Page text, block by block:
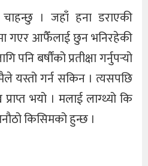
। जहाँ हना डराएकी
गएर आफैँलाई छुन भनिरहेकी
पनि बर्षौंको प्रतीक्षा गर्नुपर्‍यो
यस्तो गर्न सकिन । त्यसपछि
भयो । मलाई लाग्थ्यो कि
किसिमको हुन्छ ।